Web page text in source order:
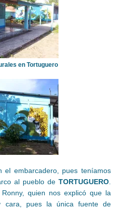
en Tortuguero
el embarcadero, pues teníamos
al pueblo de TORTUGUERO.
quien nos explicó que la
pues la única fuente de